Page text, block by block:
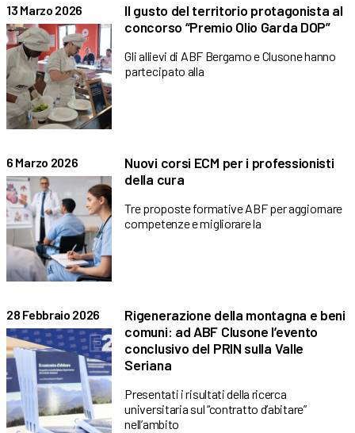
13 Marzo 2026
Il gusto del territorio protagonista al
concorso “Premio Olio Garda DOP”
Gli allievi di ABF Bergamo e Clusone hanno
partecipato alla
6 Marzo 2026
Nuovi corsi ECM per i professionisti
della cura
Tre proposte formative ABF per aggiornare
competenze e migliorare la
28 Febbraio 2026
Rigenerazione della montagna e beni
comuni: ad ABF Clusone l’evento
conclusivo del PRIN sulla Valle
Seriana
Presentati i risultati della ricerca
universitaria sul “contratto d’abitare”
nell’ambito